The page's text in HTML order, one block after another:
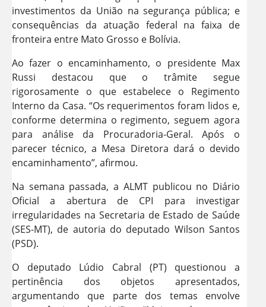
investimentos da União na segurança pública; e
consequências da atuação federal na faixa de
fronteira entre Mato Grosso e Bolívia.
Ao fazer o encaminhamento, o presidente Max
Russi destacou que o trâmite segue
rigorosamente o que estabelece o Regimento
Interno da Casa. “Os requerimentos foram lidos e,
conforme determina o regimento, seguem agora
para análise da Procuradoria-Geral. Após o
parecer técnico, a Mesa Diretora dará o devido
encaminhamento”, afirmou.
Na semana passada, a ALMT publicou no Diário
Oficial a abertura de CPI para investigar
irregularidades na Secretaria de Estado de Saúde
(SES-MT), de autoria do deputado Wilson Santos
(PSD).
O deputado Lúdio Cabral (PT) questionou a
pertinência dos objetos apresentados,
argumentando que parte dos temas envolve